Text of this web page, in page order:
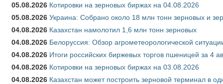
05.08.2026 Котировки на зерновых биржах на 04.08.2026
05.08.2026 Украина: Собрано около 18 млн тонн зерновых и
04.08.2026 Казахстан намолотил 1,6 млн тонн зерновых
04.08.2026 Белоруссия: Обзор агрометеорологической
04.08.2026 Итоги российских биржевых торгов пшеницей за 4
04.08.2026 Котировки на зерновых биржах на 03.08.2026
04.08.2026 Казахстан может построить зерновой терминал в